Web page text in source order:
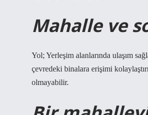
Mahalle ve
Yol; Yerleşim alanlarında ulaşım
çevredeki binalara erişimi
olmayabilir.